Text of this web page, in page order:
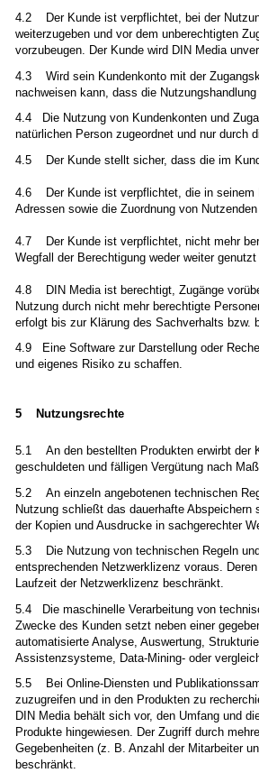
4.2 Der Kunde ist verpflichtet, bei der
weiterzugeben und vor dem unberechtigten
vorzubeugen. Der Kunde wird DIN Media
4.3 Wird sein Kundenkonto mit der
nachweisen kann, dass die
4.4 Die Nutzung von Kundenkonten und
natürlichen Person zugeordnet und nur durch
4.5 Der Kunde stellt sicher, dass die im
4.6 Der Kunde ist verpflichtet, die in seinem
Adressen sowie die Zuordnung von Nutzenden
4.7 Der Kunde ist verpflichtet, nicht mehr
Wegfall der Berechtigung weder weiter
4.8 DIN Media ist berechtigt, Zugänge
Nutzung durch nicht mehr berechtigte
erfolgt bis zur Klärung des Sachverhalts bzw.
4.9 Eine Software zur Darstellung oder
und eigenes Risiko zu schaffen.
5 Nutzungsrechte
5.1 An den bestellten Produkten erwirbt der
geschuldeten und fälligen Vergütung nach
5.2 An einzeln angebotenen technischen
Nutzung schließt das dauerhafte
der Kopien und Ausdrucke in sachgerechter
5.3 Die Nutzung von technischen Regeln
entsprechenden Netzwerklizenz voraus.
Laufzeit der Netzwerklizenz beschränkt.
5.4 Die maschinelle Verarbeitung von
Zwecke des Kunden setzt neben einer
automatisierte Analyse, Auswertung,
Assistenzsysteme, Data-Mining- oder
5.5 Bei Online-Diensten und
zuzugreifen und in den Produkten zu
DIN Media behält sich vor, den Umfang und
Produkte hingewiesen. Der Zugriff durch
Gegebenheiten (z. B. Anzahl der Mitarbeiter
beschränkt.